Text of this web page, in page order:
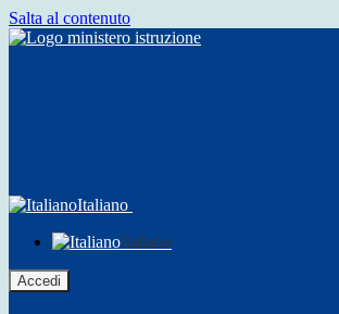
Salta al contenuto
Italiano
Italiano
Accedi